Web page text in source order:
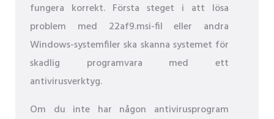
fungera korrekt. Första steget i att lösa
problem med 22af9.msi-fil eller andra
Windows-systemfiler ska skanna systemet för
skadlig programvara med ett
antivirusverktyg.
Om du inte har någon antivirusprogram